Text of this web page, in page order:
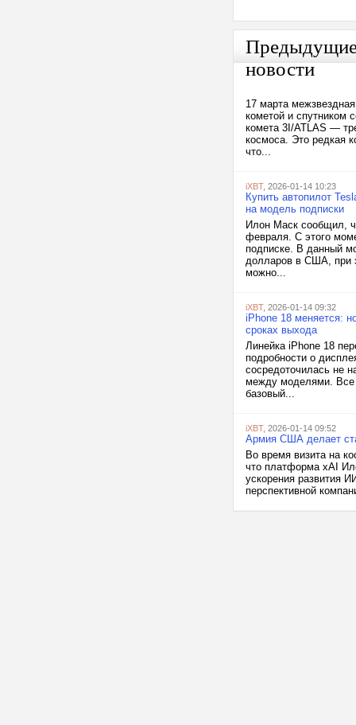
новости
17 марта
кометой и спутником
комета 3I/ATLAS —
космоса. Это редкая
что...
iXBT, 2026-01-14 10:23
Купить автопилот
на модель подписки
Илон Маск сообщил,
февраля. С этого
подписке. В данный
долларов в США, при
можно...
iXBT, 2026-01-14 09:32
iPhone 18 меняется:
сроках выхода
Линейка iPhone 18
подробности о
сосредоточилась не
между моделями. Все
базовый...
iXBT, 2026-01-14 09:52
Армия США делает
Во время визита на
что платформа xAI
ускорения развития
перспективной